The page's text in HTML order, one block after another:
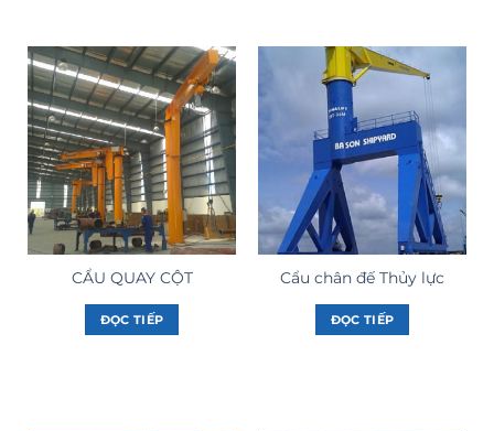
CẨU QUAY CỘT
ĐỌC TIẾP
Cẩu chân đế Thủy lực
ĐỌC TIẾP